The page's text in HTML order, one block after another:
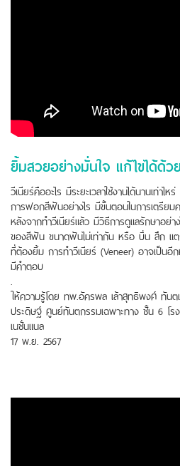
ยิ้มสวยอย่างมั่นใจ แก้ไขได้ด้ว
วีเนียร์คืออะไร มีระยะเวลาใช้งานได้นานเท่า
การฟอกสีฟันอย่างไร มีขั้นตอนในการเตรียม
หลังจากทำวีเนียร์แล้ว มีวิธีการดูแลรักษาอย่
ของสีฟัน ขนาดฟันไม่เท่ากัน หรือ บิ่น สึก แ
ที่ต้องยิ้ม การทำวีเนียร์ (Veneer) อาจเป็นอี
มีคำตอบ
.
ให้ความรู้โดย ทพ.อัครพล เล้าสุทธิพงศ์ ทันต
ประดิษฐ์ ศูนย์ทันตกรรมเฉพาะทาง ชั้น 6 โ
เนชั่นแนล
17 พ.ย. 2567